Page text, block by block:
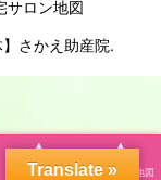
サロン地図
さかえ助産院.
プロフィール 自宅サロン地図
Translate »